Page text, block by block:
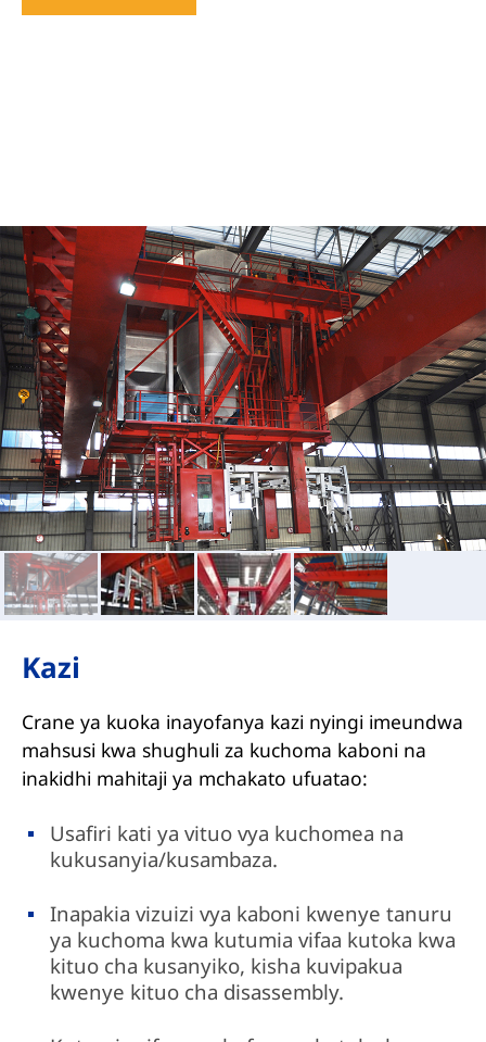
Kazi
Crane ya kuoka inayofanya kazi nyingi imeundwa
mahsusi kwa shughuli za kuchoma kaboni na
inakidhi mahitaji ya mchakato ufuatao:
Usafiri kati ya vituo vya kuchomea na
kukusanyia/kusambaza.
Inapakia vizuizi vya kaboni kwenye tanuru
ya kuchoma kwa kutumia vifaa kutoka kwa
kituo cha kusanyiko, kisha kuvipakua
kwenye kituo cha disassembly.